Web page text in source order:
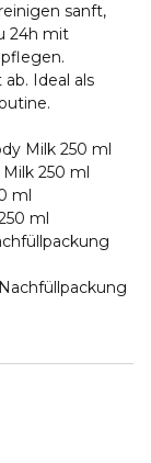
sanft,
24h mit
Ideal als
Milk 250 ml
250 ml
ml
ml